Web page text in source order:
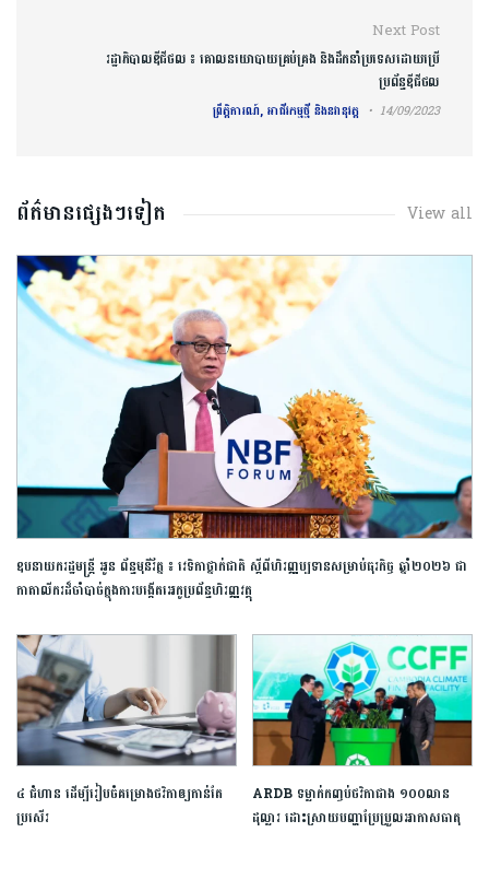
Next Post
រដ្ឋាភិបាលឌីជីថល ៖ គោលនយោបាយគ្រប់គ្រង និងដឹកនាំប្រទេសដោយប្រើ
ប្រព័ន្ធឌីជីថល
ព្រឹត្តិការណ៍, អាជីវកម្មថ្មី និងនវានុវត្ត 14/09/2023
ព័ត៌មានផ្សេងៗទៀត View all
ឧបនាយករដ្ឋមន្ត្រី អូន ព័ន្ធមុនីរ័ត្ន ៖ វេទិកាថ្នាក់ជាតិ ស្តីពីហិរញ្ញប្បទានសម្រាប់ធុរកិច្ច ឆ្នាំ២០២៦ ជា
កាតាលីករដ៏ចាំបាច់ក្នុងការបង្កើតអេកូប្រព័ន្ធហិរញ្ញវត្ថុ
៤ ជំហាន ដើម្បីរៀបចំគម្រោងថវិកាឲ្យកាន់តែ
ប្រសើរ
ARDB ទម្លាក់កញ្ចប់ថវិកាជាង ១០០លាន
ដុល្លារ ដោះស្រាយបញ្ហាប្រែប្រួលអាកាសធាតុ